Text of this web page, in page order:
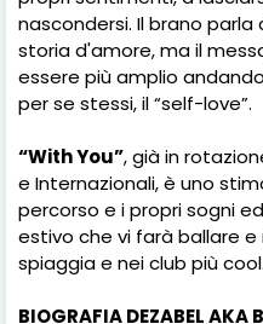
nascondersi. Il brano
storia d'amore, ma il
essere più amplio
per se stessi, il “self-love”.
“With You”, già in
e Internazionali, è uno
percorso e i propri sogni
estivo che vi farà ballare e
spiaggia e nei club più cool.
BIOGRAFIA DEZABEL AKA